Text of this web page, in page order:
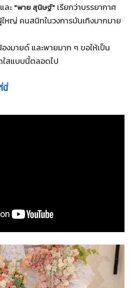
และ "พาย สุนิษฐ์" เรียกว่าบรรยากาศ
หญ่ คนสนิทในวงการบันเทิงมากมาย
มายด์ และพายมาก ๆ ขอให้เป็น
สแบบนี้ตลอดไป
นี่